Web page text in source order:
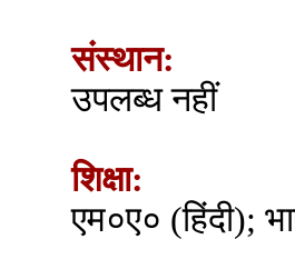
संस्थान:
उपलब्ध नहीं
शिक्षा:
एम०ए० (हिंदी);